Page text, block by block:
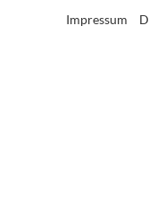
Impressum